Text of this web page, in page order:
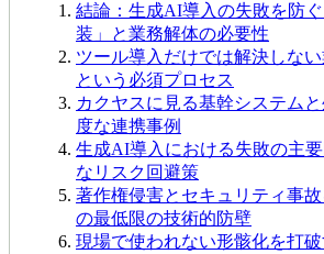
結論：生成AI導入の失敗を防
装」と業務解体の必要性
ツール導入だけでは解決しな
という必須プロセス
カクヤスに見る基幹システム
度な連携事例
生成AI導入における失敗の主
なリスク回避策
著作権侵害とセキュリティ事
の最低限の技術的防壁
現場で使われない形骸化を打